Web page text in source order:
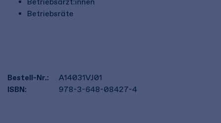
Betriebsräte
Bestell-Nr.:
A14031VJ01
ISBN:
978-3-648-08427-4